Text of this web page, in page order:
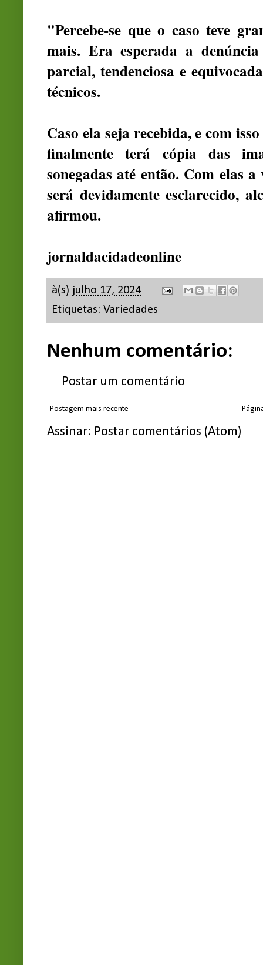
"Percebe-se que o caso teve
mais. Era esperada a
parcial, tendenciosa e
técnicos.
Caso ela seja recebida, e com
finalmente terá cópia das
sonegadas até então. Com elas
será devidamente esclarecido,
afirmou.
jornaldacidadeonline
à(s) julho 17, 2024
Etiquetas: Variedades
Nenhum comentário:
Postar um comentário
Postagem mais recente
Assinar: Postar comentários (Atom)